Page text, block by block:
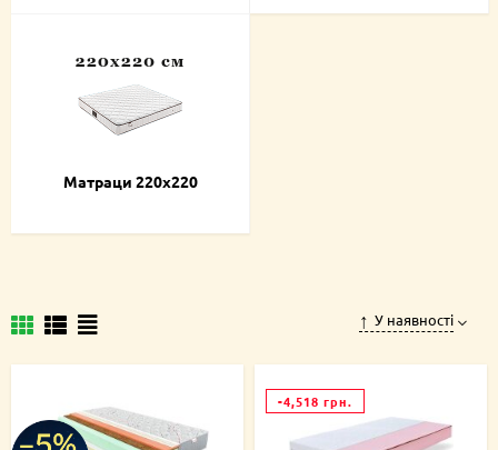
Матраци 220х220
У наявності
-4,518 грн.